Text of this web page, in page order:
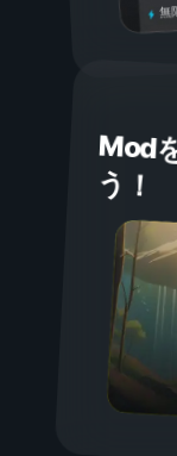
無
Mod
う！